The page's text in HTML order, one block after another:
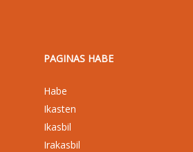
PAGINAS HABE
Habe
Ikasten
Ikasbil
Irakasbil